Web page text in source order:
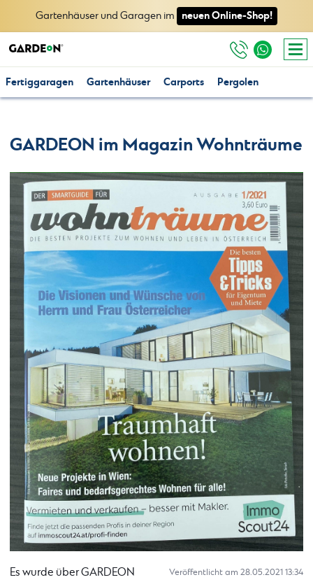
Gartenhäuser und Garagen im neuen Online-Shop!
Fertiggaragen Gartenhäuser Carports Pergolen
GARDEON im Magazin Wohnträume
Veröffentlicht am 28.05.2021 13:34
Es wurde über GARDEON